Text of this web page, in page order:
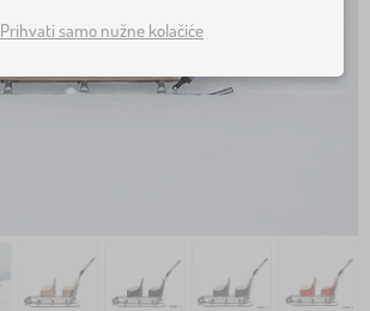
Prihvati samo nužne kolačiće